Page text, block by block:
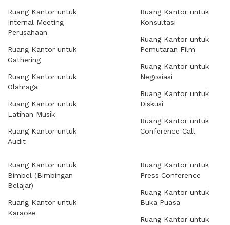
Ruang Kantor untuk
Internal Meeting
Perusahaan
Ruang Kantor untuk
Gathering
Ruang Kantor untuk
Olahraga
Ruang Kantor untuk
Latihan Musik
Ruang Kantor untuk
Audit
Ruang Kantor untuk
Konsultasi
Ruang Kantor untuk
Pemutaran Film
Ruang Kantor untuk
Negosiasi
Ruang Kantor untuk
Diskusi
Ruang Kantor untuk
Conference Call
Ruang Kantor untuk
Bimbel (Bimbingan
Belajar)
Ruang Kantor untuk
Karaoke
Ruang Kantor untuk
Press Conference
Ruang Kantor untuk
Buka Puasa
Ruang Kantor untuk